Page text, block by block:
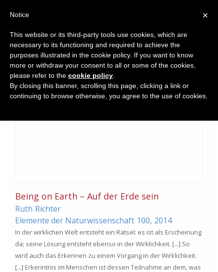
Commentary
Being on Earth – Auf der Erde sein
Ruth Richter
Elemente der Naturwissenschaft 100, 2014
In der wirklichen Welt entsteht ein Rätsel: es ist als Erscheinung
da; seine Lösung entsteht ebenso in der Wirklichkeit. [...] So
wird auch das Erkennen zu einem Vorgang in der Wirklichkeit.
[...] Erkenntnis im Menschen ist dessen Teilnahme an dem, was
×
Notice
This website or its third-party tools use cookies, which are
necessary to its functioning and required to achieve the
purposes illustrated in the cookie policy. If you want to know
more or withdraw your consent to all or some of the cookies,
please refer to the cookie policy
By closing this banner, scrolling this page, clicking a link or
continuing to browse otherwise, you agree to the use of cookies.